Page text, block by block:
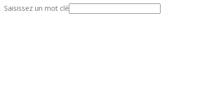
Saisissez un mot clé